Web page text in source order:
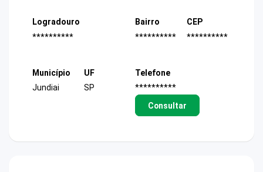
Logradouro
**********
Bairro
**********
CEP
**********
Município
Jundiai
UF
SP
Telefone
**********
Consultar